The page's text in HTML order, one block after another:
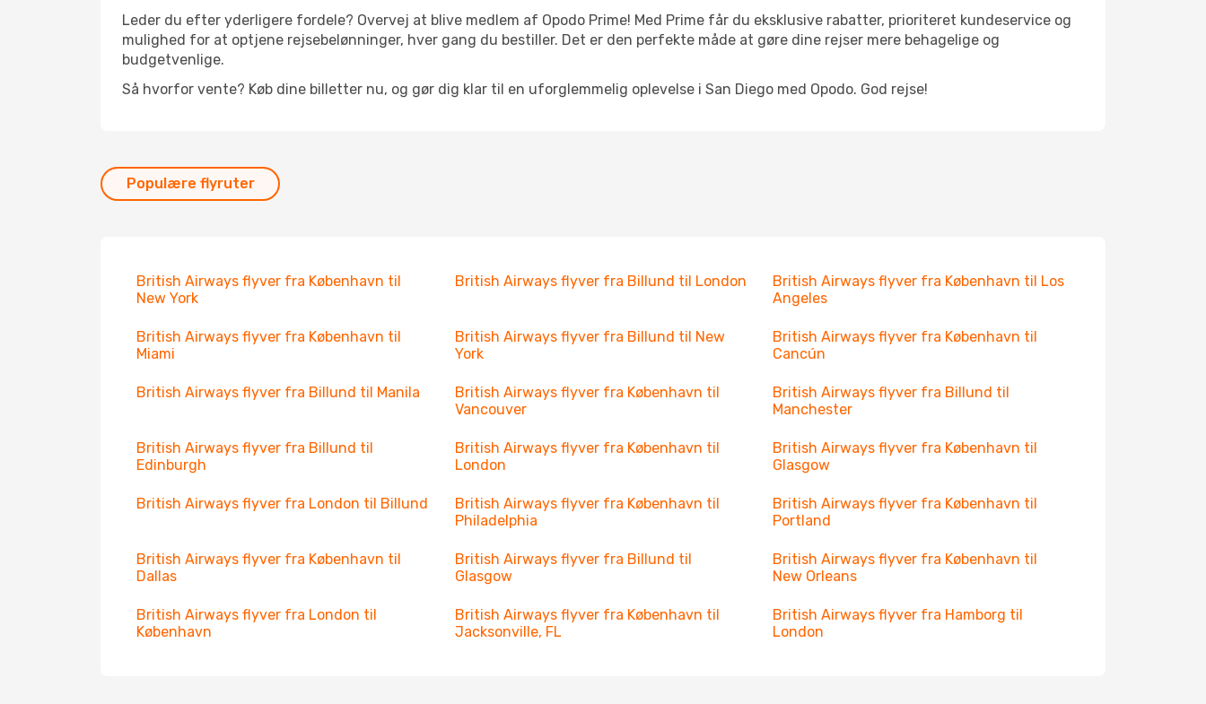
Leder du efter yderligere fordele? Overvej at blive medlem af Opodo Prime! Med Prime får du eksklusive rabatter, prioriteret kundeservice og
mulighed for at optjene rejsebelønninger, hver gang du bestiller. Det er den perfekte måde at gøre dine rejser mere behagelige og
budgetvenlige.
Så hvorfor vente? Køb dine billetter nu, og gør dig klar til en uforglemmelig oplevelse i San Diego med Opodo. God rejse!
Populære flyruter
British Airways flyver fra København til
New York
British Airways flyver fra Billund til London
British Airways flyver fra København til Los
Angeles
British Airways flyver fra København til
Miami
British Airways flyver fra Billund til New
York
British Airways flyver fra København til
Cancún
British Airways flyver fra Billund til Manila
British Airways flyver fra København til
Vancouver
British Airways flyver fra Billund til
Manchester
British Airways flyver fra Billund til
Edinburgh
British Airways flyver fra København til
London
British Airways flyver fra København til
Glasgow
British Airways flyver fra London til Billund
British Airways flyver fra København til
Philadelphia
British Airways flyver fra København til
Portland
British Airways flyver fra København til
Dallas
British Airways flyver fra Billund til
Glasgow
British Airways flyver fra København til
New Orleans
British Airways flyver fra London til
København
British Airways flyver fra København til
Jacksonville, FL
British Airways flyver fra Hamborg til
London